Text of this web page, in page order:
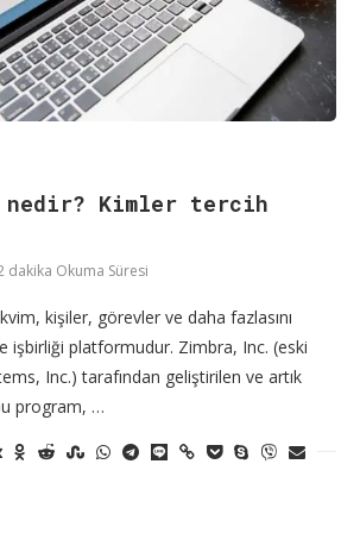
nedir? Kimler tercih
dakika Okuma Süresi
kişiler, görevler ve daha fazlasını
işbirliği platformudur. Zimbra, Inc. (eski
Inc.) tarafından geliştirilen ve artık
program, …